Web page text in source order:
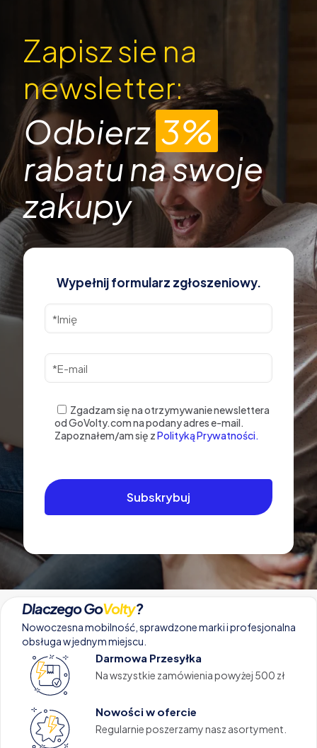
Zapisz sie na
newsletter:
Odbierz3%
rabatu na swoje
zakupy
Wypełnij formularz zgłoszeniowy.
Zgadzam się na otrzymywanie newslettera
od GoVolty.com na podany adres e-mail.
Zapoznałem/am się zPolityką Prywatności.
Dlaczego GoVolty?
Nowoczesna mobilność, sprawdzone marki i profesjonalna
obsługa w jednym miejscu.
Darmowa Przesyłka
Na wszystkie zamówienia powyżej 500 zł
Nowości w ofercie
Regularnie poszerzamy nasz asortyment.